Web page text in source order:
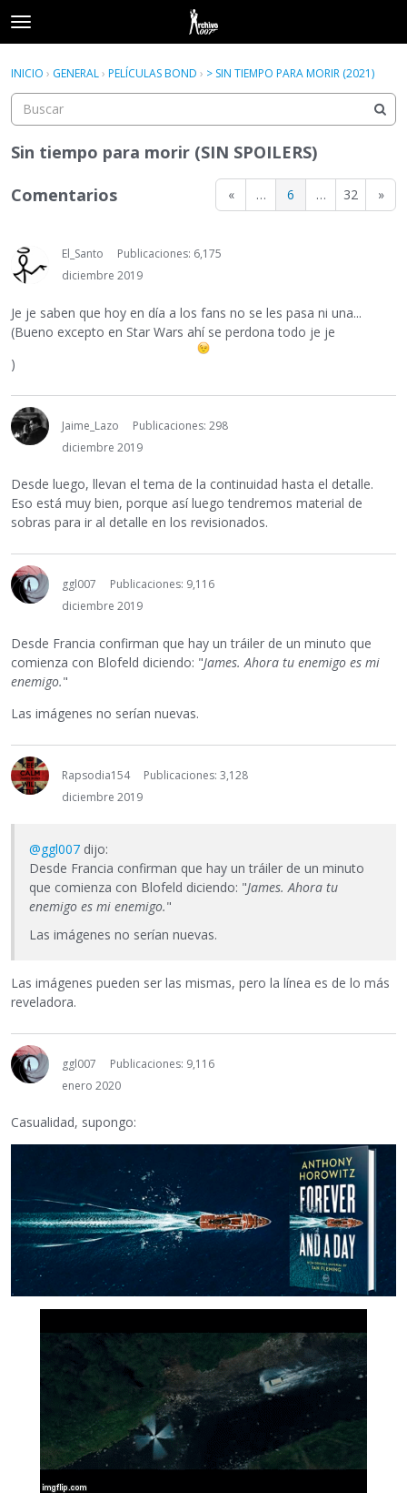
t
o
g
e
m
e
u
Acceder Registrarse
Acceder Registrarse
INICIO › GENERAL› PELÍCULAS BOND › > SIN TIEMPO PARA MORIR (2021)
Sin tiempo para morir (SIN SPOILERS)
« … 6 … 32 »
Comentarios
El_Santo
Publicaciones: 6,175
diciembre 2019
Je je saben que hoy en día a los fans no se les pasa ni una...
(Bueno excepto en Star Wars ahí se perdona todo je je
)
Jaime_Lazo
Publicaciones: 298
diciembre 2019
Desde luego, llevan el tema de la continuidad hasta el detalle.
Eso está muy bien, porque así luego tendremos material de
sobras para ir al detalle en los revisionados.
ggl007
Publicaciones: 9,116
diciembre 2019
Desde Francia confirman que hay un tráiler de un minuto que
comienza con Blofeld diciendo: "James. Ahora tu enemigo es mi
enemigo."
Las imágenes no serían nuevas.
Rapsodia154
Publicaciones: 3,128
diciembre 2019
@ggl007 dijo:
Desde Francia confirman que hay un tráiler de un minuto
que comienza con Blofeld diciendo: "James. Ahora tu
enemigo es mi enemigo."
Las imágenes no serían nuevas.
Las imágenes pueden ser las mismas, pero la línea es de lo más
reveladora.
ggl007
Publicaciones: 9,116
enero 2020
Casualidad, supongo: